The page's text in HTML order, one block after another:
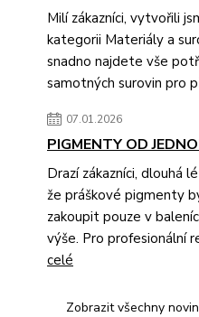
Milí zákazníci, vytvořili
kategorii Materiály a
snadno najdete vše
samotných surovin pro
07.01.2026
PIGMENTY OD
Drazí zákazníci, dlouhá
že práškové pigmenty
zakoupit pouze v
výše. Pro profesionální
celé
Zobrazit všechny